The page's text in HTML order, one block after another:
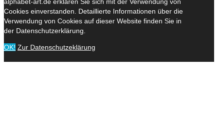
Cookies einverstanden. Detaillierte Informationen über die
Verwendung von Cookies auf dieser Website finden Sie in
der Datenschutzerklärung.
OK! Zur Datenschutzeklärung